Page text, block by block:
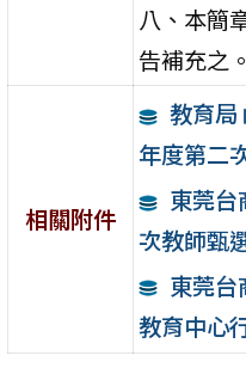
八、本簡
告補充之。
相關附件
教育局
年度第二
東莞台
次教師甄
東莞台
教育中心